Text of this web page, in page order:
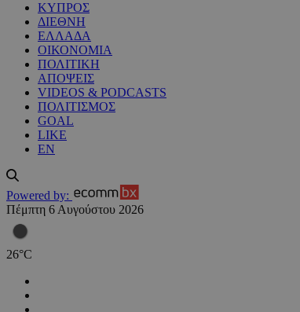
ΚΥΠΡΟΣ
ΔΙΕΘΝΗ
ΕΛΛΑΔΑ
ΟΙΚΟΝΟΜΙΑ
ΠΟΛΙΤΙΚΗ
ΑΠΟΨΕΙΣ
VIDEOS & PODCASTS
ΠΟΛΙΤΙΣΜΟΣ
GOAL
LIKE
EN
Powered by:
Πέμπτη 6 Αυγούστου 2026
26°C